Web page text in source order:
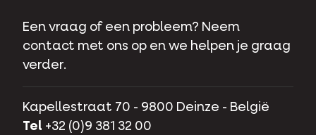
Een vraag of een probleem? Neem
contact met ons op en we helpen je graag
verder.
Kapellestraat 70 - 9800 Deinze - België
Tel +32 (0)9 381 32 00